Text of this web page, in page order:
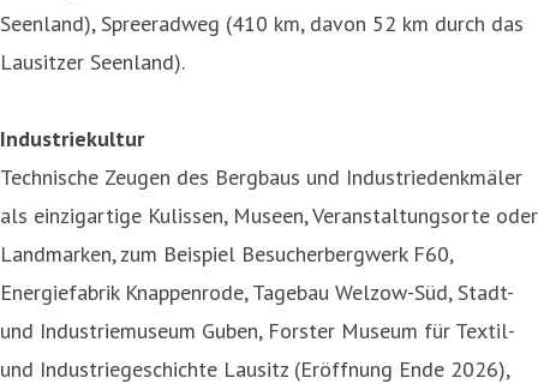
Seenland), Spreeradweg (410 km, davon 52 km durch das
Lausitzer Seenland).
Industriekultur
Technische Zeugen des Bergbaus und Industriedenkmäler
als einzigartige Kulissen, Museen, Veranstaltungsorte oder
Landmarken, zum Beispiel Besucherbergwerk F60,
Energiefabrik Knappenrode, Tagebau Welzow-Süd, Stadt-
und Industriemuseum Guben, Forster Museum für Textil-
und Industriegeschichte Lausitz (Eröffnung Ende 2026),